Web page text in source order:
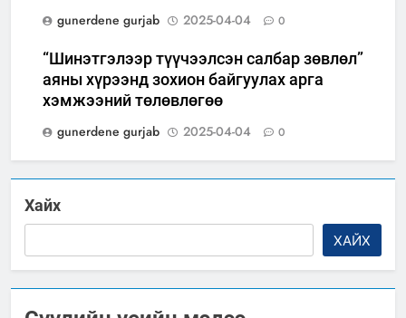
gunerdene gurjab
2025-04-04 0
“Шинэтгэлээр түүчээлсэн салбар зөвлөл”
аяны хүрээнд зохион байгуулах арга
хэмжээний төлөвлөгөө
gunerdene gurjab
2025-04-04 0
Хайх
ХАЙХ